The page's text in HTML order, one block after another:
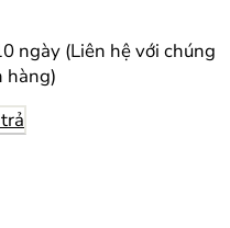
ngày (Liên hệ với chúng
hàng)